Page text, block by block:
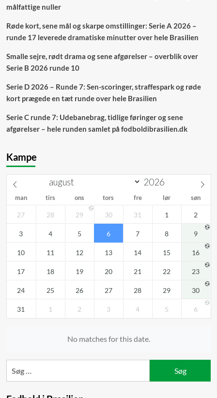
målfattige nuller
Røde kort, sene mål og skarpe omstillinger: Serie A 2026 –
runde 17 leverede dramatiske minutter over hele Brasilien
Smalle sejre, rødt drama og sene afgørelser – overblik over
Serie B 2026 runde 10
Serie D 2026 – Runde 7: Sen-scoringer, straffespark og røde
kort prægede en tæt runde over hele Brasilien
Serie C runde 7: Udebanebrag, tidlige føringer og sene
afgørelser – hele runden samlet på fodboldibrasilien.dk
Kampe
man tirs ons tors fre lør søn
27 28 29 30 31 1 2
3 4 5 6 7 8 9
10 11 12 13 14 15 16
17 18 19 20 21 22 23
24 25 26 27 28 29 30
31 1 2 3 4 5 6
No matches for this date.
efter: